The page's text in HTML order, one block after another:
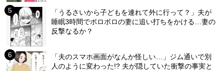
「うるさいから子どもを連れて外に行って？」夫が
睡眠3時間でボロボロの妻に追い打ちをかける…妻の
反撃なるか？
「夫のスマホ画面がなんか怪しい…」ジム通いで別
人のように変わった!? 夫が隠していた衝撃の事実と